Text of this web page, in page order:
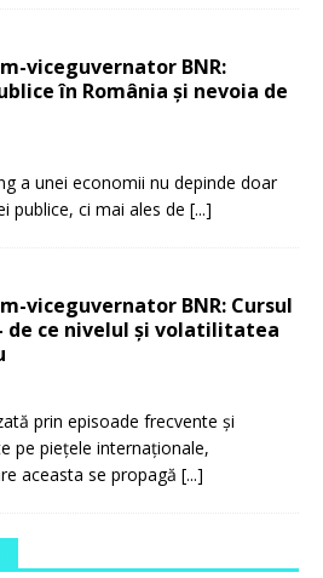
viceguvernator BNR:
în România și nevoia de
a unei economii nu depinde doar
publice, ci mai ales de [...]
viceguvernator BNR: Cursul
de ce nivelul și volatilitatea
prin episoade frecvente și
pe piețele internaționale,
aceasta se propagă [...]